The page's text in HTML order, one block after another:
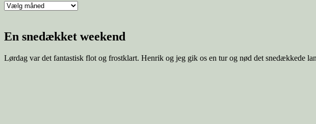
Arkiver
En snedækket weekend
Lørdag var det fantastisk flot og frostklart. Henrik og jeg gik os en tur og nød det snedækkede